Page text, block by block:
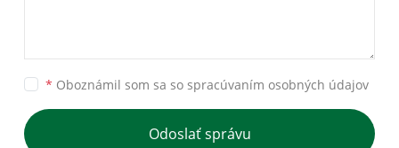
* Oboznámil som sa so spracúvaním osobných údajov
Odoslať správu